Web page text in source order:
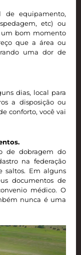
equipamento,
etc) ou
um bom momento
que a área ou
uma dor de
dias, local para
a disposição ou
conforto, você vai
de dobragem do
na federação
saltos. Em alguns
documentos de
médico. O
nunca é uma